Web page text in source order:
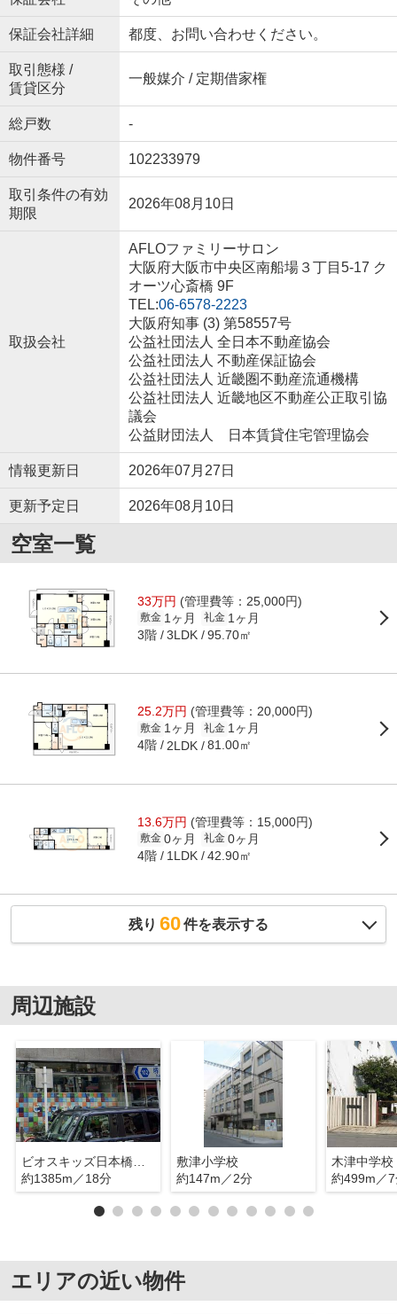
保証会社詳細 都度、お問い合わせください。
取引態様 /
賃貸区分
一般媒介 / 定期借家権
総戸数 -
物件番号 102233979
取引条件の有効
期限
2026年08月10日
取扱会社
AFLOファミリーサロン
大阪府大阪市中央区南船場３丁目5-17 ク
オーツ心斎橋 9F
TEL:06-6578-2223
大阪府知事 (3) 第58557号
公益社団法人 全日本不動産協会
公益社団法人 不動産保証協会
公益社団法人 近畿圏不動産流通機構
公益社団法人 近畿地区不動産公正取引協
議会
公益財団法人 日本賃貸住宅管理協会
情報更新日 2026年07月27日
更新予定日 2026年08月10日
空室一覧
33万円 (管理費等：25,000円)
敷金 1ヶ月 礼金 1ヶ月
3階 3LDK 95.70㎡
25.2万円 (管理費等：20,000円)
敷金 1ヶ月 礼金 1ヶ月
4階 2LDK 81.00㎡
13.6万円 (管理費等：15,000円)
敷金 0ヶ月 礼金 0ヶ月
4階 1LDK 42.90㎡
残り 60件を表示する
周辺施設
約1385m／18分
敷津小学校
約147m／2分
木津中学校
約499m／
エリアの近い物件